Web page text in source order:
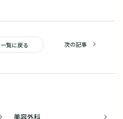
一覧に戻る 次の記事
美容外科